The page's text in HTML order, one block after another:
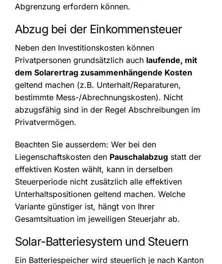
Abgrenzung erfordern können.
Abzug bei der Einkommensteuer
Neben den Investitionskosten können
Privatpersonen grundsätzlich auch laufende, mit
dem Solarertrag zusammenhängende Kosten
geltend machen (z.B. Unterhalt/Reparaturen,
bestimmte Mess-/Abrechnungskosten). Nicht
abzugsfähig sind in der Regel Abschreibungen im
Privatvermögen.
Beachten Sie ausserdem: Wer bei den
Liegenschaftskosten den Pauschalabzugstatt der
effektiven Kosten wählt, kann in derselben
Steuerperiode nicht zusätzlich alle effektiven
Unterhaltspositionen geltend machen. Welche
Variante günstiger ist, hängt von Ihrer
Gesamtsituation im jeweiligen Steuerjahr ab.
Solar-Batteriesystem und Steuern
Ein Batteriespeicher wird steuerlich je nach Kanton